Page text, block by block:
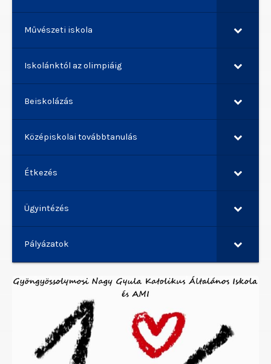
Művészeti iskola
Iskolánktól az olimpiáig
Beiskolázás
Középiskolai továbbtanulás
Étkezés
Ügyintézés
Pályázatok